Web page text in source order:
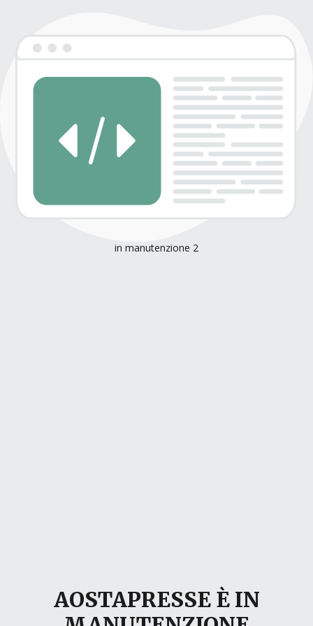
in manutenzione 2
AOSTAPRESSE È IN